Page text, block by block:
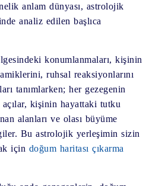
anlam dünyası, astrolojik
analiz edilen başlıca
konumlanmaları, kişinin
ruhsal reaksiyonlarını
tanımlarken; her gezegenin
kişinin hayattaki tutku
alanları ve olası büyüme
Bu astrolojik yerleşimin sizin
için doğum haritası çıkarma